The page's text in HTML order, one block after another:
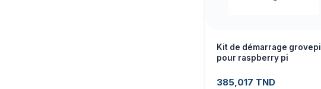
Kit de démarrage grovepi
pour raspberry pi
385,017 TND